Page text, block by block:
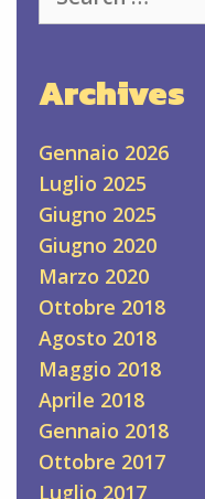
for:
Archives
Gennaio 2026
Luglio 2025
Giugno 2025
Giugno 2020
Marzo 2020
Ottobre 2018
Agosto 2018
Maggio 2018
Aprile 2018
Gennaio 2018
Ottobre 2017
Luglio 2017